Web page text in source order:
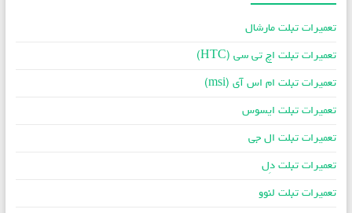
تعمیرات تبلت مارشال
تعمیرات تبلت اچ تی سی (HTC)
تعمیرات تبلت ام اس آی (msi)
تعمیرات تبلت ایسوس
تعمیرات تبلت ال جی
تعمیرات تبلت دِل
تعمیرات تبلت لنوو